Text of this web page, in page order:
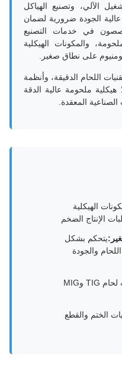
الآلي، وتصنيع الهياكل
عالية الجودة ضرورية لضمان
في خدمات التصنيع
والمكونات الهيكلية
على نطاق صغير.
اللحام الدقيقة، وأنظمة
ملحومة عالية الدقة
المعقدة.
الهيكلية
الإنتاج الضخم
يتحكم بشكل
والجودة
تقدم خدمات لحام TIG وMIG
الختم والقطع